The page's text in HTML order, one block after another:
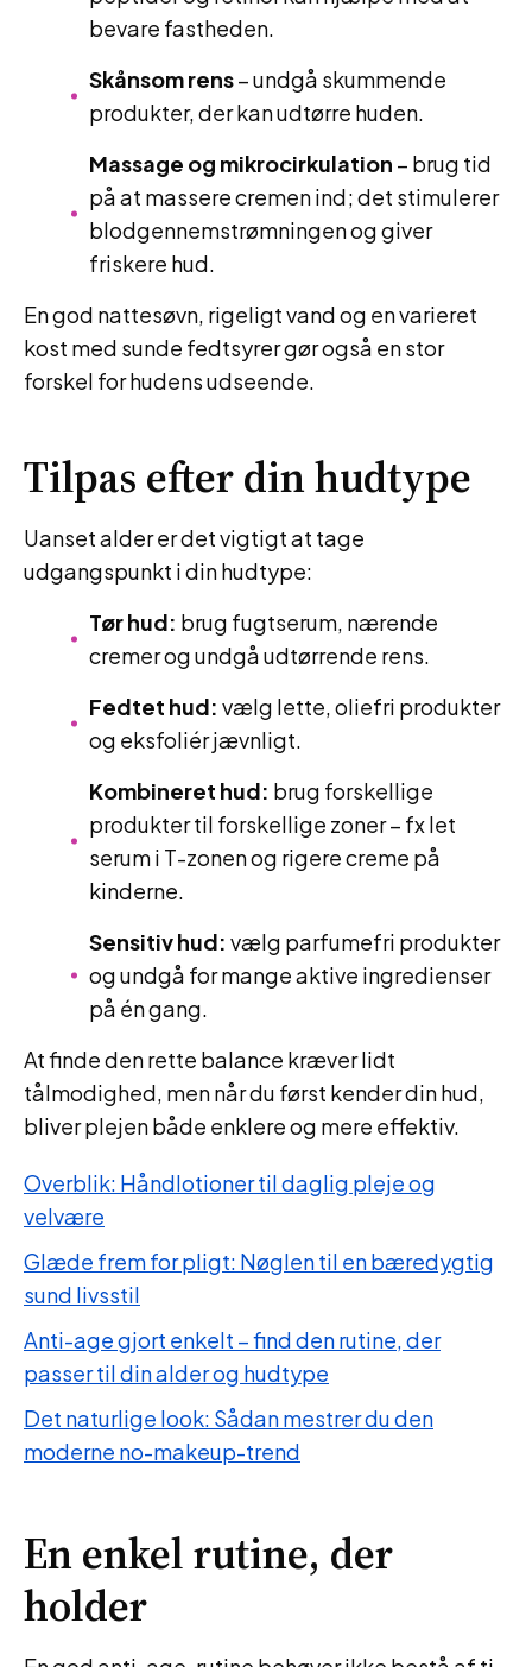
bevare fastheden.
Skånsom rens– undgå skummende
produkter, der kan udtørre huden.
Massage og mikrocirkulation – brug tid
på at massere cremen ind; det stimulerer
blodgennemstrømningen og giver
friskere hud.
En god nattesøvn, rigeligt vand og en varieret
kost med sunde fedtsyrer gør også en stor
forskel for hudens udseende.
Tilpas efter din hudtype
Uanset alder er det vigtigt at tage
udgangspunkt i din hudtype:
Tør hud: brug fugtserum, nærende
cremer og undgå udtørrende rens.
Fedtet hud: vælg lette, oliefri produkter
og eksfoliér jævnligt.
Kombineret hud: brug forskellige
produkter til forskellige zoner – fx let
serum i T-zonen og rigere creme på
kinderne.
Sensitiv hud: vælg parfumefri produkter
og undgå for mange aktive ingredienser
på én gang.
At finde den rette balance kræver lidt
tålmodighed, men når du først kender din hud,
bliver plejen både enklere og mere effektiv.
Overblik: Håndlotioner til daglig pleje og
velvære
Glæde frem for pligt: Nøglen til en bæredygtig
sund livsstil
Anti-age gjort enkelt – find den rutine, der
passer til din alder og hudtype
Det naturlige look: Sådan mestrer du den
moderne no-makeup-trend
En enkel rutine, der
holder